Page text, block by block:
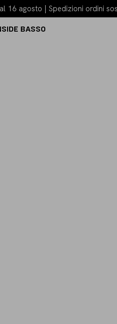
16 agosto | Spedizioni ordini
BASSO